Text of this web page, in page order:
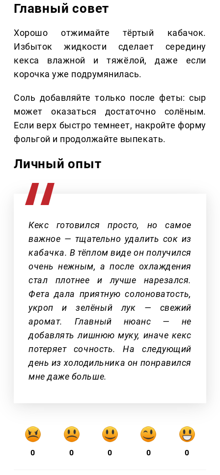
Главный совет
Хорошо отжимайте тёртый кабачок.
Избыток жидкости сделает середину
кекса влажной и тяжёлой, даже если
корочка уже подрумянилась.
Соль добавляйте только после феты: сыр
может оказаться достаточно солёным.
Если верх быстро темнеет, накройте форму
фольгой и продолжайте выпекать.
Личный опыт
Кекс готовился просто, но самое
важное — тщательно удалить сок из
кабачка. В тёплом виде он получился
очень нежным, а после охлаждения
стал плотнее и лучше нарезался.
Фета дала приятную солоноватость,
укроп и зелёный лук — свежий
аромат. Главный нюанс — не
добавлять лишнюю муку, иначе кекс
потеряет сочность. На следующий
день из холодильника он понравился
мне даже больше.
0 0 0 0 0